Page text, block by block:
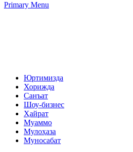
Primary Menu
Юртимизда
Хорижда
Санъат
Шоу-бизнес
Ҳайрат
Муаммо
Мулоҳаза
Муносабат